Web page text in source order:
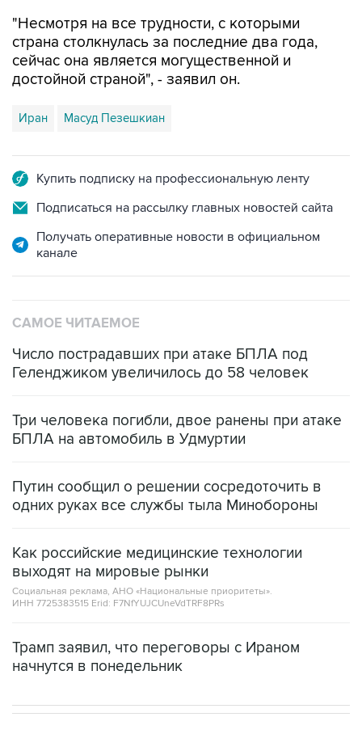
"Несмотря на все трудности, с которыми
страна столкнулась за последние два года,
сейчас она является могущественной и
достойной страной", - заявил он.
Иран Масуд Пезешкиан
Купить подписку на профессиональную ленту
Подписаться на рассылку главных новостей сайта
Получать оперативные новости в официальном
канале
САМОЕ ЧИТАЕМОЕ
Число пострадавших при атаке БПЛА под
Геленджиком увеличилось до 58 человек
Три человека погибли, двое ранены при атаке
БПЛА на автомобиль в Удмуртии
Путин сообщил о решении сосредоточить в
одних руках все службы тыла Минобороны
Как российские медицинские технологии
выходят на мировые рынки
Социальная реклама, АНО «Национальные приоритеты».
ИНН 7725383515 Erid: F7NfYUJCUneVdTRF8PRs
Трамп заявил, что переговоры с Ираном
начнутся в понедельник